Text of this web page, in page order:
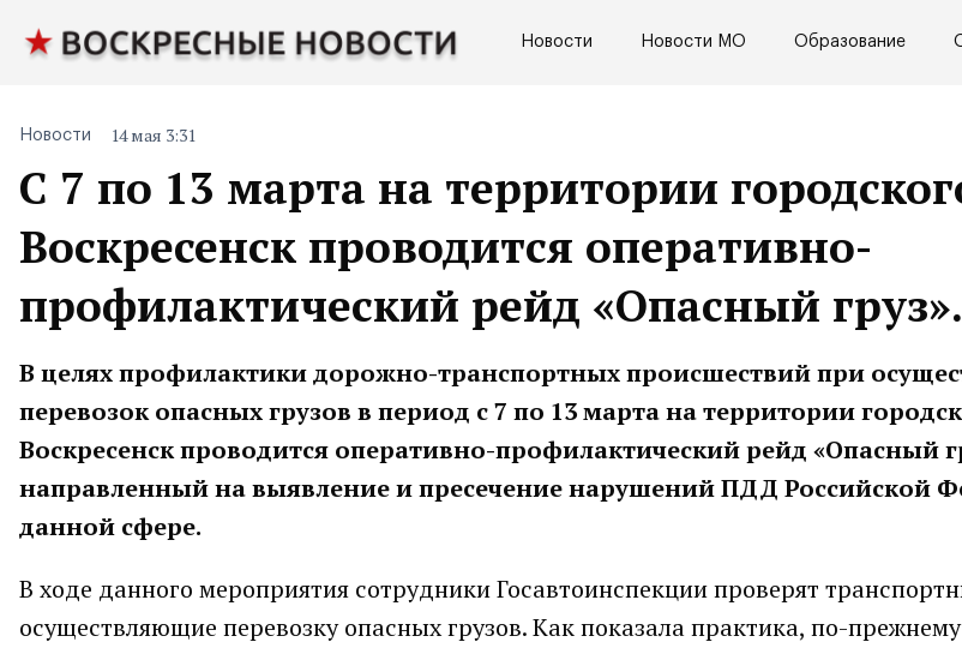
Новости Новости МО Образование
C 7 по 13 марта на территории
Воскресенск проводится оперативно-
профилактический рейд «Опасный груз».
Новости 14 мая 3:31
В целях профилактики дорожно-транспортных происшествий при
перевозок опасных грузов в период с 7 по 13 марта на территории
Воскресенск проводится оперативно-профилактический рейд «Опасный
направленный на выявление и пресечение нарушений ПДД Российской
данной сфере.
В ходе данного мероприятия сотрудники Госавтоинспекции проверят
осуществляющие перевозку опасных грузов. Как показала практика, по-